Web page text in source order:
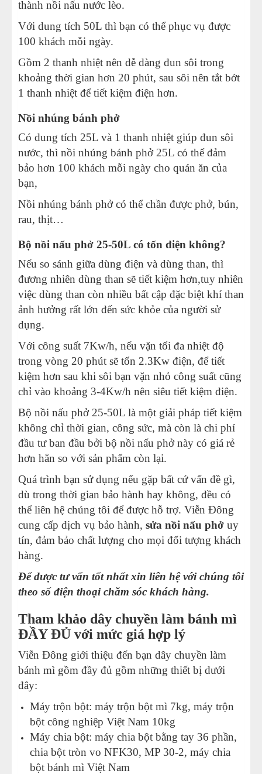
thành nồi nấu nước lèo.
Với dung tích 50L thì bạn có thể phục vụ được
100 khách mỗi ngày.
Gồm 2 thanh nhiệt nên dễ dàng đun sôi trong
khoảng thời gian hơn 20 phút, sau sôi nên tắt bớt
1 thanh nhiệt để tiết kiệm điện hơn.
Nồi nhúng bánh phở
Có dung tích 25L và 1 thanh nhiệt giúp đun sôi
nước, thì nồi nhúng bánh phở 25L có thể đảm
bảo hơn 100 khách mỗi ngày cho quán ăn của
bạn,
Nồi nhúng bánh phở có thể chần được phở, bún,
rau, thịt…
Bộ nồi nấu phở 25-50L có tốn điện không?
Nếu so sánh giữa dùng điện và dùng than, thì
đương nhiên dùng than sẽ tiết kiệm hơn,tuy nhiên
việc dùng than còn nhiều bất cập đặc biệt khí than
ảnh hưởng rất lớn đến sức khỏe của người sử
dụng.
Với công suất 7Kw/h, nếu vặn tối đa nhiệt độ
trong vòng 20 phút sẽ tốn 2.3Kw điện, để tiết
kiệm hơn sau khi sôi bạn vặn nhỏ công suất cũng
chỉ vào khoảng 3-4Kw/h nên siêu tiết kiệm điện.
Bộ nồi nấu phở 25-50L là một giải pháp tiết kiệm
không chỉ thời gian, công sức, mà còn là chi phí
đầu tư ban đầu bởi bộ nồi nấu phở này có giá rẻ
hơn hẳn so với sản phẩm còn lại.
Quá trình bạn sử dụng nếu gặp bất cứ vấn đề gì,
dù trong thời gian bảo hành hay không, đều có
thể liên hệ chúng tôi để được hỗ trợ. Viễn Đông
cung cấp dịch vụ bảo hành, sửa nồi nấu phở uy
tín, đảm bảo chất lượng cho mọi đối tượng khách
hàng.
Để được tư vấn tốt nhất xin liên hệ với chúng tôi
theo số điện thoại chăm sóc khách hàng.
Tham khảo dây chuyền làm bánh mì
ĐẦY ĐỦ với mức giá hợp lý
Viễn Đông giới thiệu đến bạn dây chuyền làm
bánh mì gồm đầy đủ gồm những thiết bị dưới
đây:
Máy trộn bột: máy trộn bột mì 7kg, máy trộn
bột công nghiệp Việt Nam 10kg
Máy chia bột: máy chia bột bằng tay 36 phần,
chia bột tròn vo NFK30, MP 30-2, máy chia
bột bánh mì Việt Nam